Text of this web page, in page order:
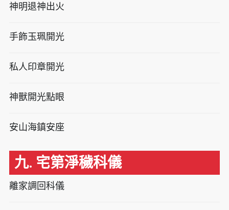
神明退神出火
手飾玉珮開光
私人印章開光
神獸開光點眼
安山海鎮安座
九. 宅第淨穢科儀
離家調回科儀